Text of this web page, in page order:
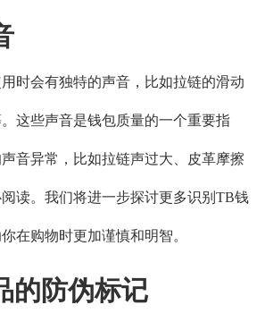
时会有独特的声音，比如拉链的滑动
这些声音是钱包质量的一个重要指
音异常，比如拉链声过大、皮革摩擦
读。我们将进一步探讨更多识别TB钱
在购物时更加谨慎和明智。
的防伪标记